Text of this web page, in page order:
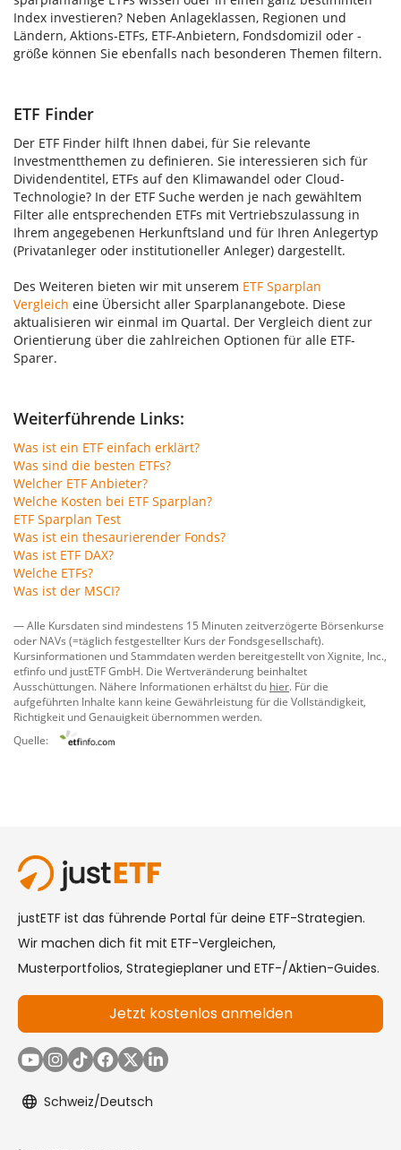
Index investieren? Neben Anlageklassen, Regionen und
Ländern, Aktions-ETFs, ETF-Anbietern, Fondsdomizil oder -
größe können Sie ebenfalls nach besonderen Themen filtern.
ETF Finder
Der ETF Finder hilft Ihnen dabei, für Sie relevante
Investmentthemen zu definieren. Sie interessieren sich für
Dividendentitel, ETFs auf den Klimawandel oder Cloud-
Technologie? In der ETF Suche werden je nach gewähltem
Filter alle entsprechenden ETFs mit Vertriebszulassung in
Ihrem angegebenen Herkunftsland und für Ihren Anlegertyp
(Privatanleger oder institutioneller Anleger) dargestellt.
Des Weiteren bieten wir mit unserem ETF Sparplan
Vergleich eine Übersicht aller Sparplanangebote. Diese
aktualisieren wir einmal im Quartal. Der Vergleich dient zur
Orientierung über die zahlreichen Optionen für alle ETF-
Sparer.
Weiterführende Links:
Was ist ein ETF einfach erklärt?
Was sind die besten ETFs?
Welcher ETF Anbieter?
Welche Kosten bei ETF Sparplan?
ETF Sparplan Test
Was ist ein thesaurierender Fonds?
Was ist ETF DAX?
Welche ETFs?
Was ist der MSCI?
— Alle Kursdaten sind mindestens 15 Minuten zeitverzögerte Börsenkurse
oder NAVs (=täglich festgestellter Kurs der Fondsgesellschaft).
Kursinformationen und Stammdaten werden bereitgestellt vonXignite, Inc.
etfinfo und justETF GmbH. Die Wertveränderung beinhaltet
Ausschüttungen. Nähere Informationen erhältst du hier. Für die
aufgeführten Inhalte kann keine Gewährleistung für die Vollständigkeit,
Richtigkeit und Genauigkeit übernommen werden.
Quelle: